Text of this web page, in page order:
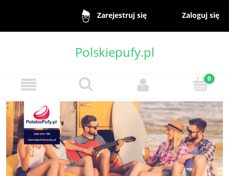
Zarejestruj się Zaloguj się
Polskiepufy.pl